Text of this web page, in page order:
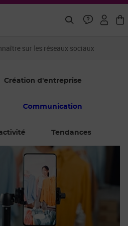
sur les réseaux sociaux
Création d'entreprise
Communication
Tendances